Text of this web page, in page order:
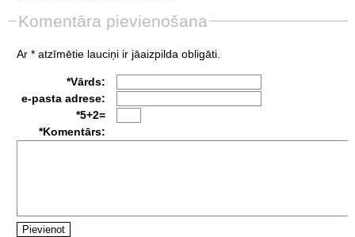
Komentāra pievienošana
Ar * atzīmētie lauciņi ir jāaizpilda obligāti.
*Vārds:
e-pasta adrese:
*5+2=
*Komentārs: